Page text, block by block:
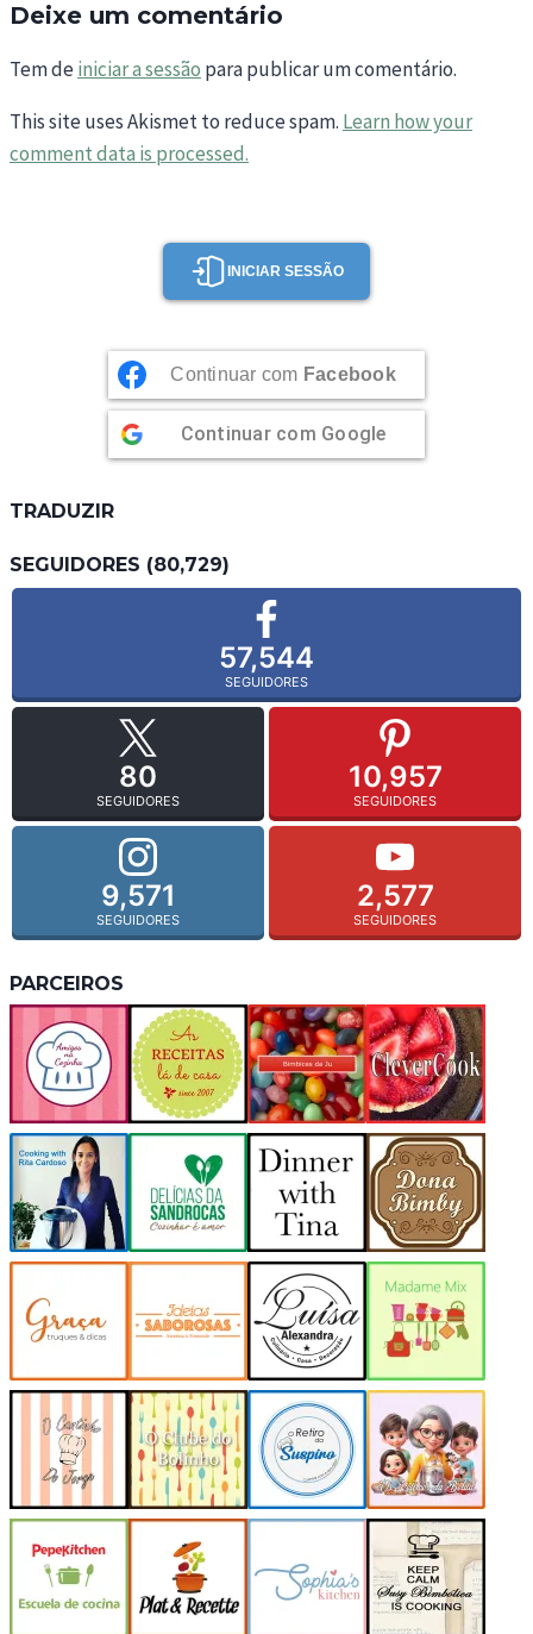
Deixe um comentário
Tem deiniciar a sessão para publicar um comentário.
This site uses Akismet to reduce spam. Learn how your
comment data is processed.
INICIAR SESSÃO
Continuar com Facebook
Continuar com Google
TRADUZIR
SEGUIDORES (80,729)
57,544
SEGUIDORES
80
SEGUIDORES
10,957
SEGUIDORES
9,571
SEGUIDORES
2,577
SEGUIDORES
PARCEIROS